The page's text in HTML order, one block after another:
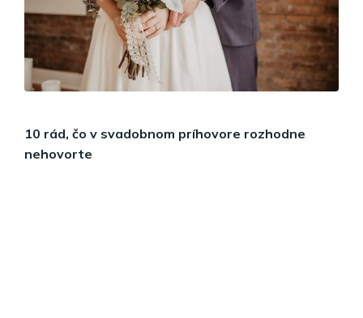
10 rád, čo v svadobnom príhovore rozhodne
nehovorte